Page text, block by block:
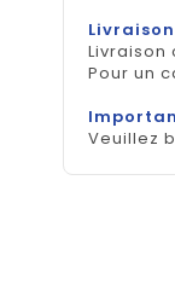
Livraison
Pour un
Veuillez